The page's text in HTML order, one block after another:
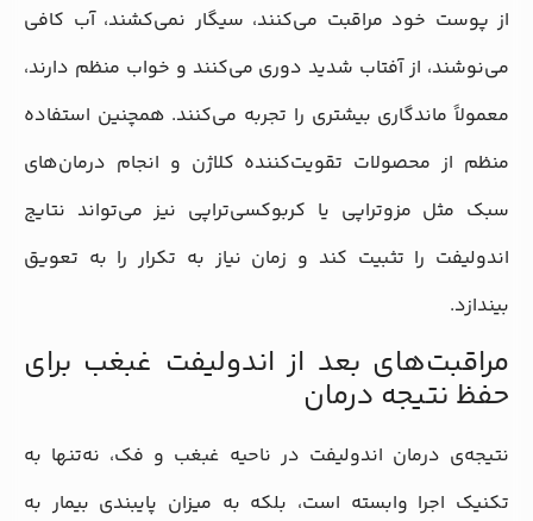
از پوست خود مراقبت می‌کنند، سیگار نمی‌کشند، آب کافی
می‌نوشند، از آفتاب شدید دوری می‌کنند و خواب منظم دارند،
معمولاً ماندگاری بیشتری را تجربه می‌کنند. همچنین استفاده
منظم از محصولات تقویت‌کننده کلاژن و انجام درمان‌های
سبک مثل مزوتراپی یا کربوکسی‌تراپی نیز می‌تواند نتایج
اندولیفت را تثبیت کند و زمان نیاز به تکرار را به تعویق
بیندازد.
مراقبت‌های بعد از اندولیفت غبغب برای
حفظ نتیجه درمان
نتیجه‌ی درمان اندولیفت در ناحیه غبغب و فک، نه‌تنها به
تکنیک اجرا وابسته است، بلکه به میزان پایبندی بیمار به